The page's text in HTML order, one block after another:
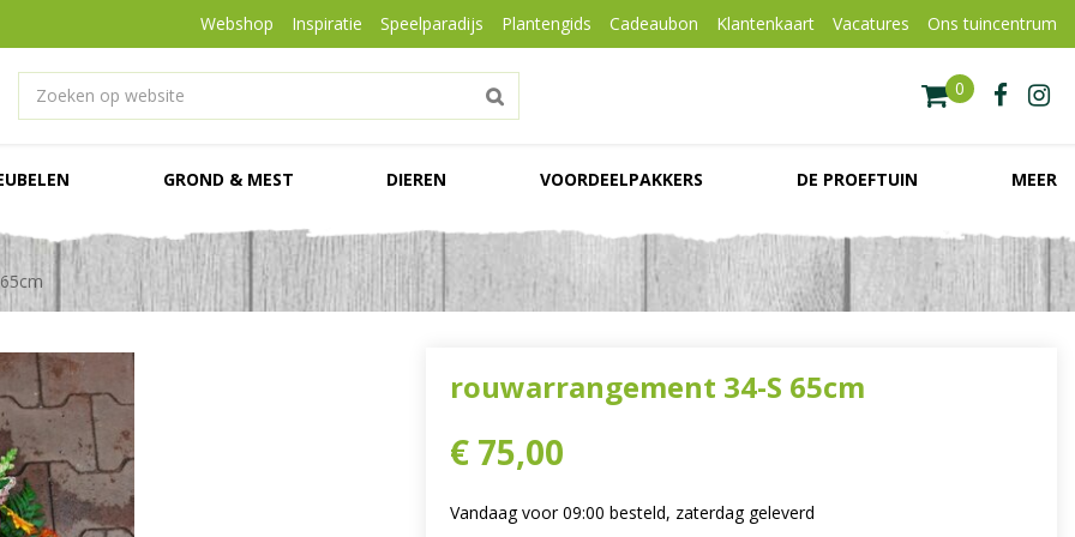
Webshop Inspiratie Speelparadijs Plantengids Cadeaubon Klantenkaart Vacatures Ons tuincentrum
GROND & MEST DIEREN VOORDEELPAKKERS DE PROEFTUIN MEER
rouwarrangement 34-S 65cm
€ 75,00
Vandaag voor 09:00 besteld, zaterdag geleverd